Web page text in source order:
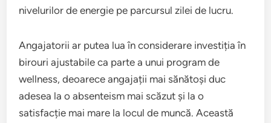
nivelurilor de energie pe parcursul zilei de lucru.
Angajatorii ar putea lua în considerare investiția în
birouri ajustabile ca parte a unui program de
wellness, deoarece angajații mai sănătoși duc
adesea la o absenteism mai scăzut și la o
satisfacție mai mare la locul de muncă. Această